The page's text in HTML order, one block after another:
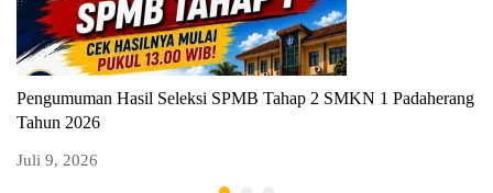
Pengumuman Hasil Seleksi SPMB Tahap 2 SMKN 1 Padaherang
Tahun 2026
Juli 9, 2026